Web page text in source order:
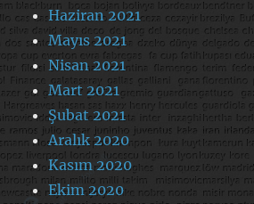
Haziran 2021
Mayıs 2021
Nisan 2021
Mart 2021
Şubat 2021
Aralık 2020
Kasım 2020
Ekim 2020